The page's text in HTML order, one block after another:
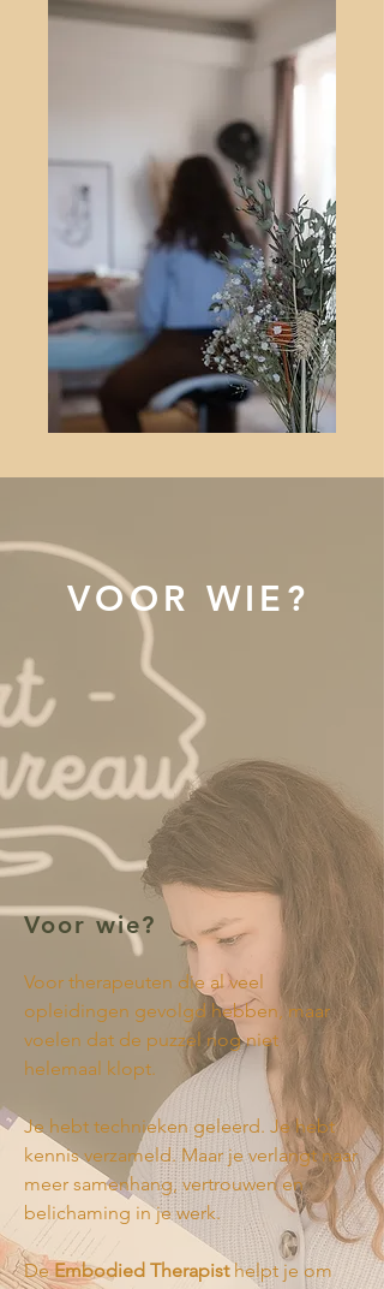
VOOR WIE?
Voor wie?
Voor therapeuten die al veel
opleidingen gevolgd hebben, maar
voelen dat de puzzel nog niet
helemaal klopt.
Je hebt technieken geleerd. Je hebt
kennis verzameld. Maar je verlangt naar
meer samenhang, vertrouwen en
belichaming in je werk.
DeEmbodied Therapisthelpt je om